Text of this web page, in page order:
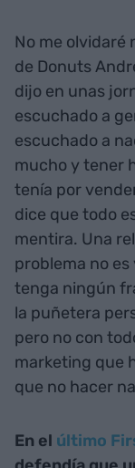
No me olvidaré
de Donuts
dijo en unas
escuchado a
escuchado a
mucho y tener
tenía por
dice que todo
mentira. Una
problema no
tenga ningún
la puñetera
pero no con
marketing que
que no hacer
En el último